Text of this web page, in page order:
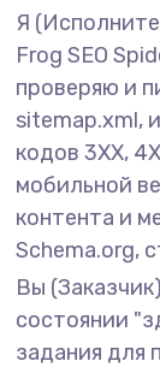
Я
Frog SEO
проверяю и
sitemap.xml,
кодов 3XX,
мобильной
контента и
Schema.org,
Вы
состоянии
задания для